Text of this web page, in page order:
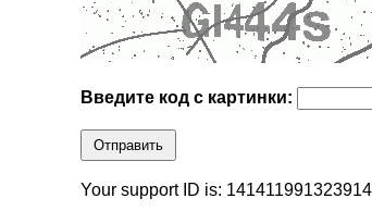
Введите код с картинки:
Отправить
Your support ID is: